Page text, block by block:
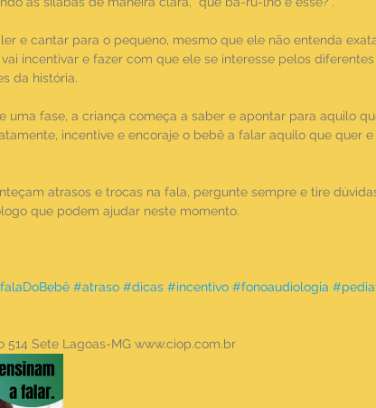
ler e cantar para o pequeno, mesmo que ele não entenda
incentivar e fazer com que ele se interesse pelos diferentes
da história.
uma fase, a criança começa a saber e apontar para aquilo
incentive e encoraje o bebê a falar aquilo que quer e
atrasos e trocas na fala, pergunte sempre e tire
que podem ajudar neste momento.
#atraso #dicas #incentivo #fonoaudiologia
514 Sete Lagoas-MG www.ciop.com.br